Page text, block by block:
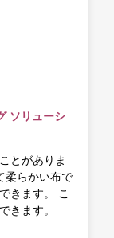
ソリューシ
とがありま
柔らかい布で
きます。 こ
きます。